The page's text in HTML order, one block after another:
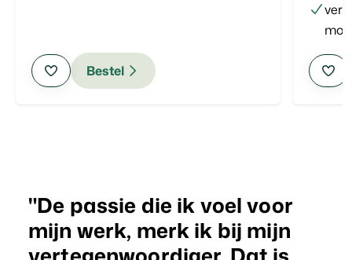
Bestel
De passie die ik voel voor
mijn werk, merk ik bij mijn